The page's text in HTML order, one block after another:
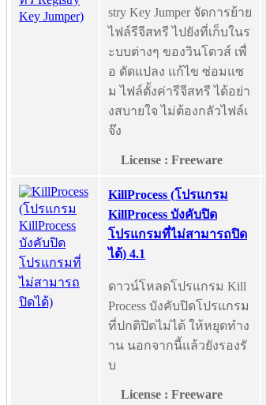
stry Key Jumper จัดการย้าย
ไฟล์รีจีสทรี ไปยังที่เก็บในร
ะบบต่างๆ ของวินโดวส์ เพื่
อ ดัดแปลง แก้ไข ซ่อมแซ
ม ไฟล์ตั้งค่ารีจีสทรี ได้อย่า
งสบายใจ ไม่ต้องกลัวไฟล์เ
จ๊ง
License : Freeware
KillProcess (โปรแกรม
KillProcess บังคับปิด
โปรแกรมที่ไม่สามารถปิด
ได้) 4.1
ดาวน์โหลดโปรแกรม Kill
Process บังคับปิดโปรแกรม
ที่ปกติปิดไม่ได้ ให้หยุดทำง
าน นอกจากนี้แล้วยังรองรั
บ
License : Freeware